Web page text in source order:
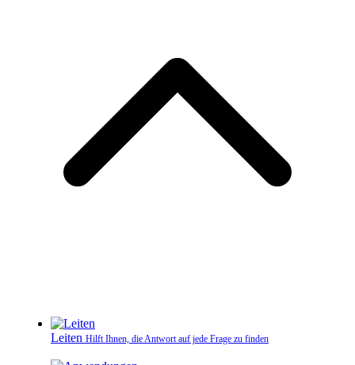
Leiten Hilft Ihnen, die Antwort auf jede Frage zu finden